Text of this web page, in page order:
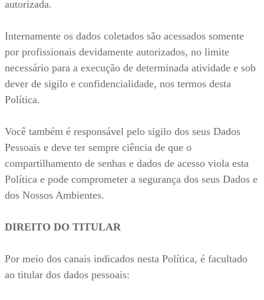
autorizada.
Internamente os dados coletados são acessados somente
por profissionais devidamente autorizados, no limite
necessário para a execução de determinada atividade e sob
dever de sigilo e confidencialidade, nos termos desta
Política.
Você também é responsável pelo sigilo dos seus Dados
Pessoais e deve ter sempre ciência de que o
compartilhamento de senhas e dados de acesso viola esta
Política e pode comprometer a segurança dos seus Dados e
dos Nossos Ambientes.
DIREITO DO TITULAR
Por meio dos canais indicados nesta Política, é facultado
ao titular dos dados pessoais: